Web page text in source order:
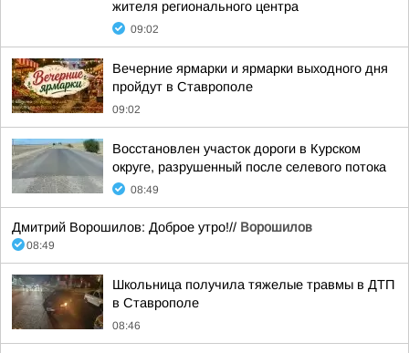
жителя регионального центра
09:02
Вечерние ярмарки и ярмарки выходного дня
пройдут в Ставрополе
09:02
Восстановлен участок дороги в Курском
округе, разрушенный после селевого потока
08:49
Дмитрий Ворошилов: Доброе утро!// Ворошилов
08:49
Школьница получила тяжелые травмы в ДТП
в Ставрополе
08:46